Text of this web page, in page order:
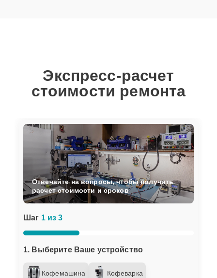
Экспресс-расчет
стоимости ремонта
Шаг 1 из 3
1. Выберите Ваше устройство
Кофемашина Кофеварка
Отвечайте на вопросы, чтобы получить
расчет стоимости и сроков